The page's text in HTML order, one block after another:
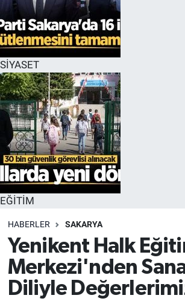
SİYASET
EĞİTİM
HABERLER SAKARYA
Yenikent Halk
Merkezi'nden
Diliyle
EĞİTİM
ÖZEL HABER
HALK54 PANORAMA